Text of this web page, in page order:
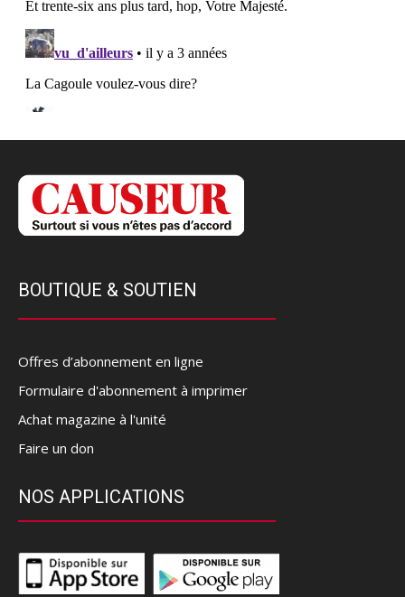
BOUTIQUE & SOUTIEN
Offres d’abonnement en ligne
Formulaire d'abonnement à imprimer
Achat magazine à l'unité
Faire un don
NOS APPLICATIONS